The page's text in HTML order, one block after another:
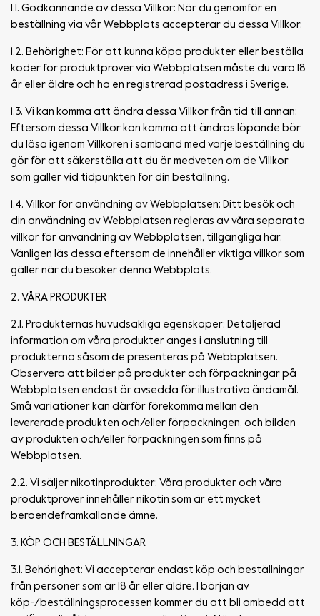
1.1. Godkännande av dessa Villkor: När du genomför en
beställning via vår Webbplats accepterar du dessa Villkor.
1.2. Behörighet: För att kunna köpa produkter eller beställa
koder för produktprover via Webbplatsen måste du vara 18
år eller äldre och ha en registrerad postadress i Sverige.
1.3. Vi kan komma att ändra dessa Villkor från tid till annan:
Eftersom dessa Villkor kan komma att ändras löpande bör
du läsa igenom Villkoren i samband med varje beställning du
gör för att säkerställa att du är medveten om de Villkor
som gäller vid tidpunkten för din beställning.
1.4. Villkor för användning av Webbplatsen: Ditt besök och
din användning av Webbplatsen regleras av våra separata
villkor för användning av Webbplatsen, tillgängliga här.
Vänligen läs dessa eftersom de innehåller viktiga villkor som
gäller när du besöker denna Webbplats.
2. VÅRA PRODUKTER
2.1. Produkternas huvudsakliga egenskaper: Detaljerad
information om våra produkter anges i anslutning till
produkterna såsom de presenteras på Webbplatsen.
Observera att bilder på produkter och förpackningar på
Webbplatsen endast är avsedda för illustrativa ändamål.
Små variationer kan därför förekomma mellan den
levererade produkten och/eller förpackningen, och bilden
av produkten och/eller förpackningen som finns på
Webbplatsen.
2.2. Vi säljer nikotinprodukter: Våra produkter och våra
produktprover innehåller nikotin som är ett mycket
beroendeframkallande ämne.
3. KÖP OCH BESTÄLLNINGAR
3.1. Behörighet: Vi accepterar endast köp och beställningar
från personer som är 18 år eller äldre. I början av
köp-/beställningsprocessen kommer du att bli ombedd att